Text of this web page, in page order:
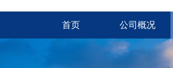
首页 公司概况